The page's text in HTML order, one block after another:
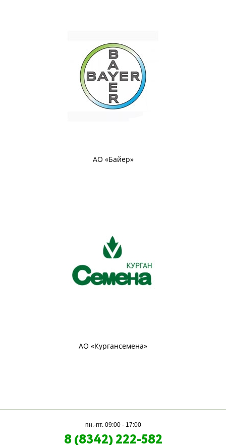
АО «Байер»
АО «Кургансемена»
пн.-пт. 09:00 - 17:00
8 (8342) 222-582